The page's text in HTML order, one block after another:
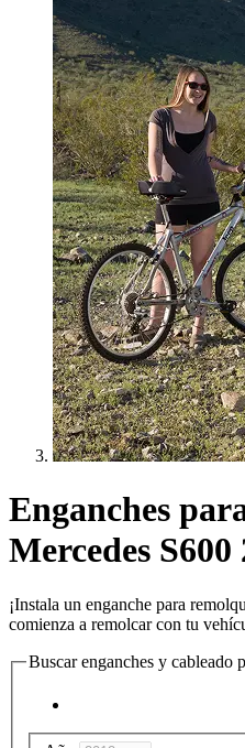
Enganches
Mercedes S600
¡Instala un enganche para
comienza a remolcar con tu
Buscar enganches y cableado